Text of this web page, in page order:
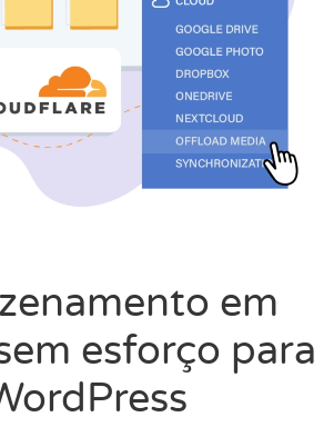
em
esforço para